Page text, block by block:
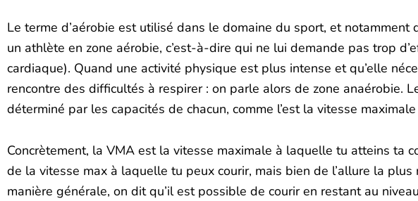
Le terme d’aérobie est utilisé dans le domaine du sport, et
un athlète en zone aérobie, c’est-à-dire qui ne lui demande pas trop
cardiaque). Quand une activité physique est plus intense et qu’elle
rencontre des difficultés à respirer : on parle alors de zone anaérobie.
déterminé par les capacités de chacun, comme l’est la vitesse
Concrètement, la VMA est la vitesse maximale à laquelle tu atteins ta
de la vitesse max à laquelle tu peux courir, mais bien de l’allure la
manière générale, on dit qu’il est possible de courir en restant au